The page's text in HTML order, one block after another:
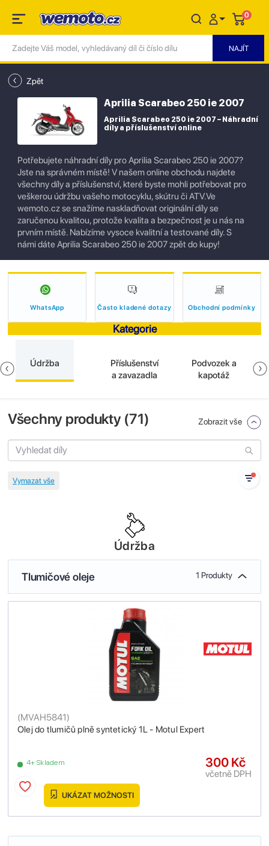
0
Zpět
Aprilia Scarabeo 250 ie 2007
Aprilia Scarabeo 250 ie 2007 – Náhradní
díly a příslušenství online
Potřebujete náhradní díly pro Aprilia Scarabeo 250 ie 2007?
Jste na správném místě! V našem online obchodu najdete
všechny díly a příslušenství, které byste mohli potřebovat pro
veškerou údržbu vašeho motocyklu, skútru či ATV.Ve
wemoto.cz se snažíme naskladňovat originální díly se
zaručenou kvalitou, protože kvalita a bezpečnost je u nás na
prvním místě. Nabízíme vysoce kvalitní a testované díly. S
námi dáte Aprilia Scarabeo 250 ie 2007 zpět do kupy!
WhatsApp Často kladené dotazy Obchodní podmínky
Kategorie
Údržba
Příslušenství
a zavazadla
Podvozek a
kapotáž
Všechny produkty (71) Zobrazit vše
Údržba
Tlumičové oleje 1 Produkty
Olej do tlumičů plně syntetický 1L - Motul Expert
(MVAH5841)
4+ Skladem 300 Kč
včetně DPH
UKÁZAT MOŽNOSTI